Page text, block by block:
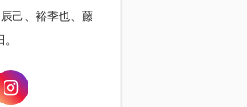
己、裕季也、藤